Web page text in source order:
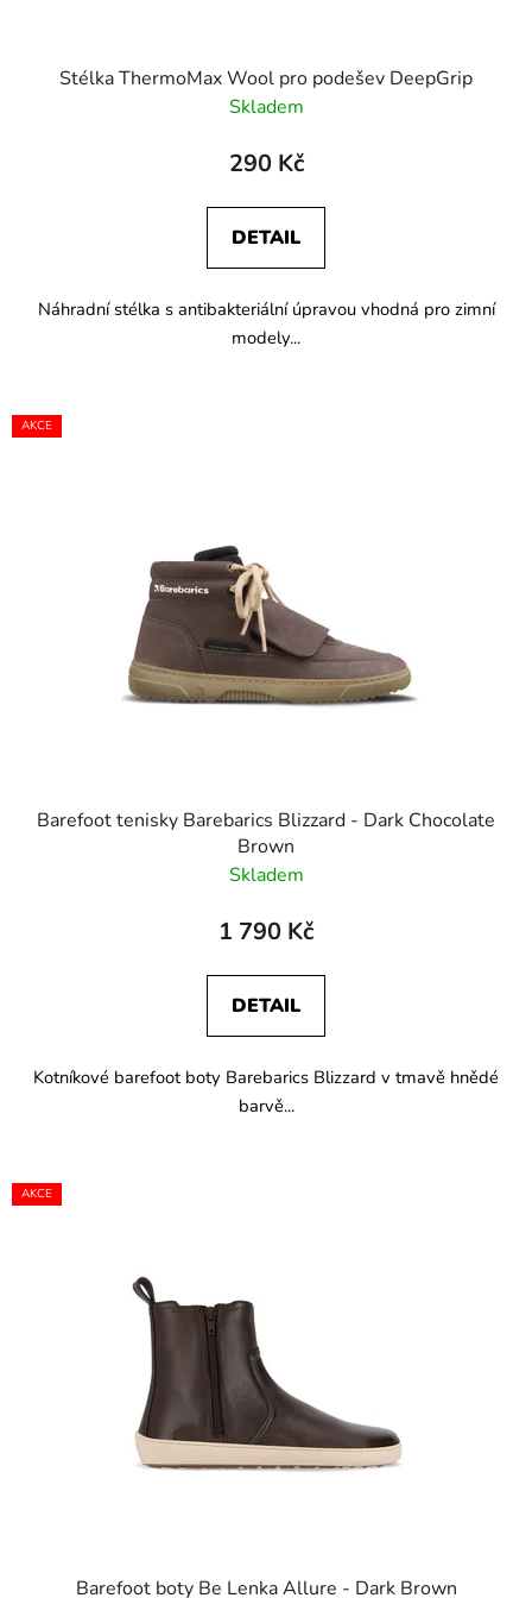
Stélka ThermoMax Wool pro podešev DeepGrip
Skladem
290 Kč
DETAIL
Náhradní stélka s antibakteriální úpravou vhodná pro zimní
modely...
AKCE
Barefoot tenisky Barebarics Blizzard - Dark Chocolate
Brown
Skladem
1 790 Kč
DETAIL
Kotníkové barefoot boty Barebarics Blizzard v tmavě hnědé
barvě...
AKCE
Barefoot boty Be Lenka Allure - Dark Brown